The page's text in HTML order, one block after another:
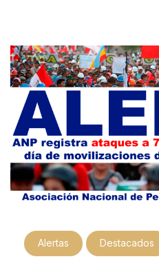
Alertas Destacados